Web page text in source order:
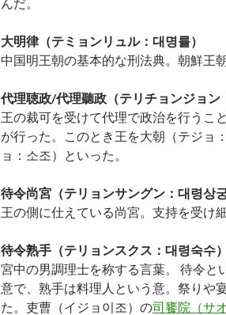
大明律（テミョンリュル：대명률）
中国明王朝の基本的な刑法典。朝鮮王
代理聴政/代理聽政（テリチョンジョン
王の裁可を受けて代理で政治を行うこ
が行った。このとき王を大朝（テジョ
ョ：소조）といった。
待令尚宮（テリョンサングン：대령상궁
王の側に仕えている尚宮。支持を受け
待令熟手（テリョンスクス：대령숙수）
宮中の男調理士を称する言葉。 待令と
意で、熟手は料理人という意。祭りや
た。吏曹（イジョ이조）の司饔院（サ